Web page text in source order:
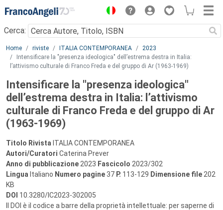
Menu
Cerca:
Main content
Home riviste ITALIA CONTEMPORANEA
2023
Intensificare la "presenza ideologica" dell’estrema destra in Italia:
l’attivismo culturale di Franco Freda e del gruppo di Ar (1963-1969)
Intensificare la "presenza ideologica"
dell’estrema destra in Italia: l’attivismo
culturale di Franco Freda e del gruppo di Ar
(1963-1969)
Titolo Rivista ITALIA CONTEMPORANEA
Autori/Curatori Caterina Prever
Anno di pubblicazione 2023 Fascicolo 2023/302
Lingua Italiano Numero pagine 37 P. 113-129 Dimensione file 202
KB
DOI 10.3280/IC2023-302005
Il DOI è il codice a barre della proprietà intellettuale: per saperne di